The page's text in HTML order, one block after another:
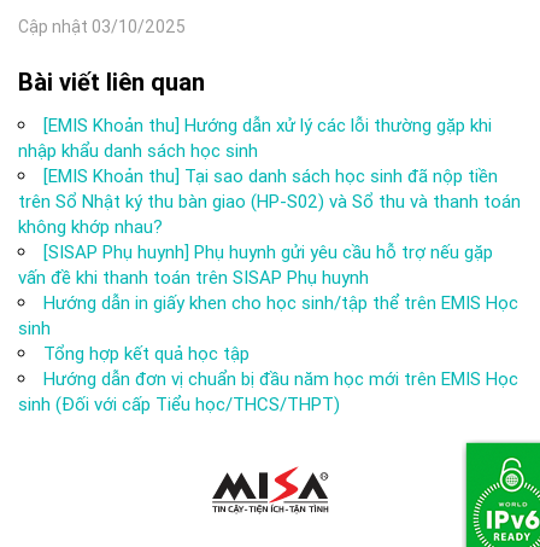
Cập nhật 03/10/2025
Bài viết liên quan
[EMIS Khoản thu] Hướng dẫn xử lý các lỗi thường gặp khi
nhập khẩu danh sách học sinh
[EMIS Khoản thu] Tại sao danh sách học sinh đã nộp tiền
trên Sổ Nhật ký thu bàn giao (HP-S02) và Sổ thu và thanh toán
không khớp nhau?
[SISAP Phụ huynh] Phụ huynh gửi yêu cầu hỗ trợ nếu gặp
vấn đề khi thanh toán trên SISAP Phụ huynh
Hướng dẫn in giấy khen cho học sinh/tập thể trên EMIS Học
sinh
Tổng hợp kết quả học tập
Hướng dẫn đơn vị chuẩn bị đầu năm học mới trên EMIS Học
sinh (Đối với cấp Tiểu học/THCS/THPT)